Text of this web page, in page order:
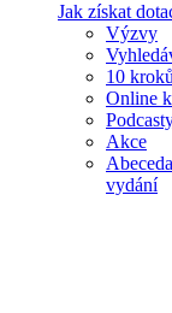
Jak získat
Výzvy
10
Online
Akce
vydání